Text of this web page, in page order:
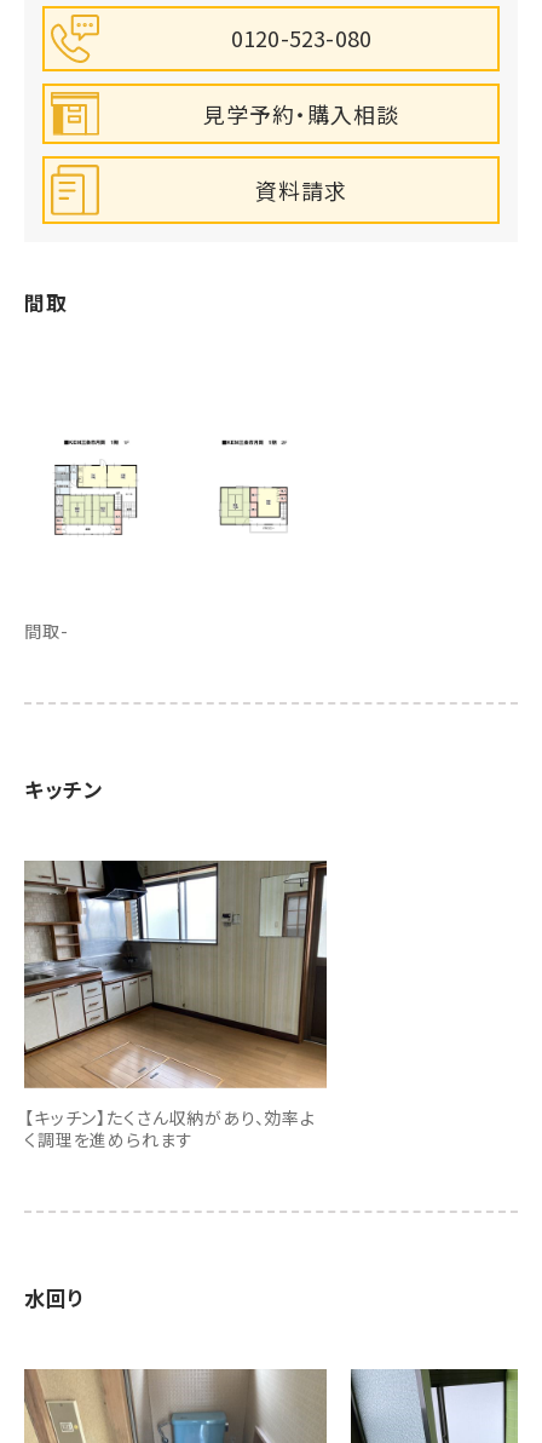
0120-523-080
見学予約・購入相談
資料請求
間取
間取-
キッチン
【キッチン】たくさん収納があり、効率よ
く調理を進められます
水回り